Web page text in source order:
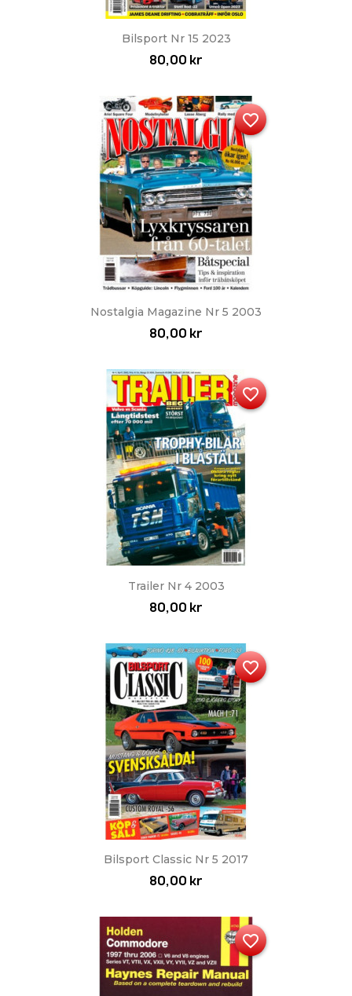
Bilsport Nr 15 2023
80,00 kr
Nostalgia Magazine Nr 5 2003
80,00 kr
favorite_border
Trailer Nr 4 2003
80,00 kr
favorite_border
Bilsport Classic Nr 5 2017
80,00 kr
favorite_border
favorite_border